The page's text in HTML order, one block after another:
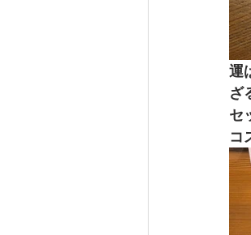
運
ざ
セ
コ